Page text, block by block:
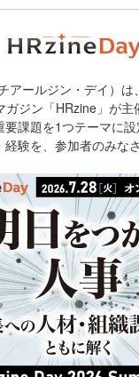
アールジン・デイ）
ガジン「HRzine」が主
課題を1つテーマに
験を、参加者のみな